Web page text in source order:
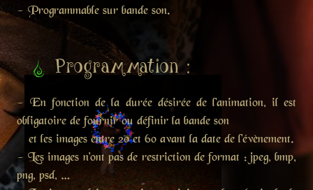
- Programmable sur bande son.
Programmation :
- En fonction de la durée désirée de l'animation, il est
obligatoire de fournir ou définir la bande son
et les images entre 20 et 60 avant la date de l'évènement.
- Les images n'ont pas de restriction de format : jpeg, bmp,
png, psd, …